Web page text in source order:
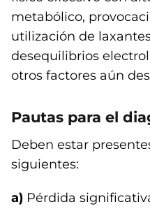
metabólico,
utilización de
desequilibrios
otros factores aún
Pautas para el
Deben estar
siguientes:
a) Pérdida